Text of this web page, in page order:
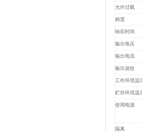
允许过载
精度
响应时间
输出电压
输出电流
输出波纹
工作环境温
贮存环境温
使用电源
隔离